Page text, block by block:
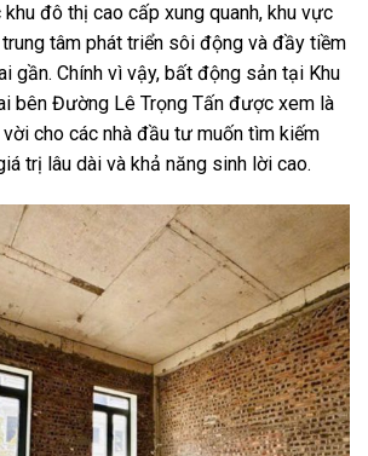
đô thị cao cấp xung quanh, khu vực
tâm phát triển sôi động và đầy tiềm
gần. Chính vì vậy, bất động sản tại Khu
bên Đường Lê Trọng Tấn được xem là
cho các nhà đầu tư muốn tìm kiếm
trị lâu dài và khả năng sinh lời cao.